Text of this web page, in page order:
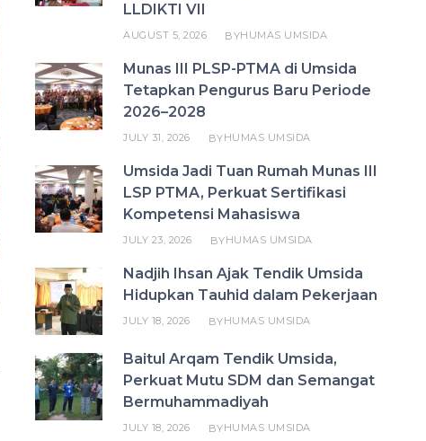
LLDIKTI VII
AUGUST 5, 2026 BYHUMAS UMSIDA
Munas III PLSP-PTMA di Umsida
Tetapkan Pengurus Baru Periode
2026–2028
JULY 31, 2026 BYHUMAS UMSIDA
Umsida Jadi Tuan Rumah Munas III
LSP PTMA, Perkuat Sertifikasi
Kompetensi Mahasiswa
JULY 23, 2026 BYHUMAS UMSIDA
Nadjih Ihsan Ajak Tendik Umsida
Hidupkan Tauhid dalam Pekerjaan
JULY 18, 2026 BYHUMAS UMSIDA
Baitul Arqam Tendik Umsida,
Perkuat Mutu SDM dan Semangat
Bermuhammadiyah
JULY 18, 2026 BYHUMAS UMSIDA